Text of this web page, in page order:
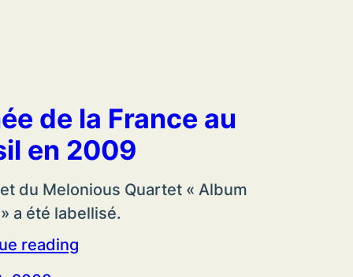
de la France au
en 2009
du Melonious Quartet « Album
a été labellisé.
reading